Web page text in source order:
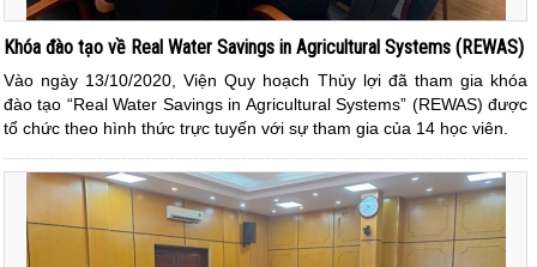
Khóa đào tạo về Real Water Savings in Agricultural Systems (REWAS)
Vào ngày 13/10/2020, Viện Quy hoạch Thủy lợi đã tham gia khóa
đào tạo “Real Water Savings in Agricultural Systems” (REWAS) được
tổ chức theo hình thức trực tuyến với sự tham gia của 14 học viên.